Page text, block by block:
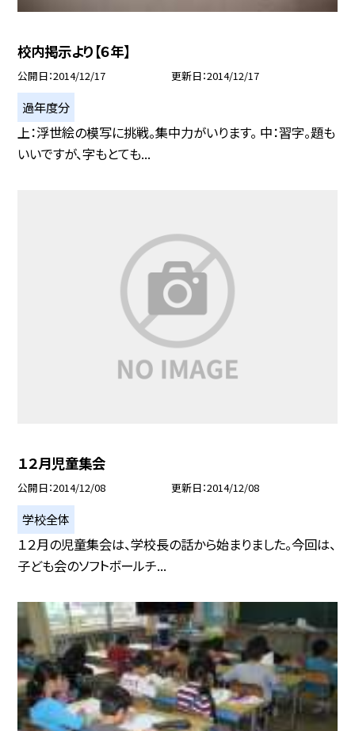
校内掲示より【６年】
公開日 2014/12/17 更新日 2014/12/17
過年度分
上：浮世絵の模写に挑戦。集中力がいります。 中：習字。題も
いいですが、字もとても...
１２月児童集会
公開日 2014/12/08 更新日 2014/12/08
学校全体
１２月の児童集会は、学校長の話から始まりました。今回は、
子ども会のソフトボールチ...